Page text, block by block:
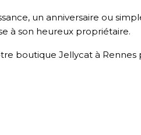
un anniversaire ou
à son heureux propriétaire.
boutique Jellycat à Rennes